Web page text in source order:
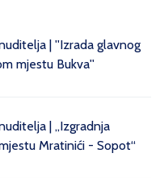
| ''Izrada glavnog
mjestu Bukva''
| „Izgradnja
Mratinići - Sopot“